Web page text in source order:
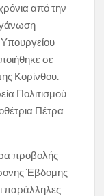
από την
σε
Κορίνθου.
Πολιτισμού
Πέτρα
προβολής
Έβδομης
παράλληλες